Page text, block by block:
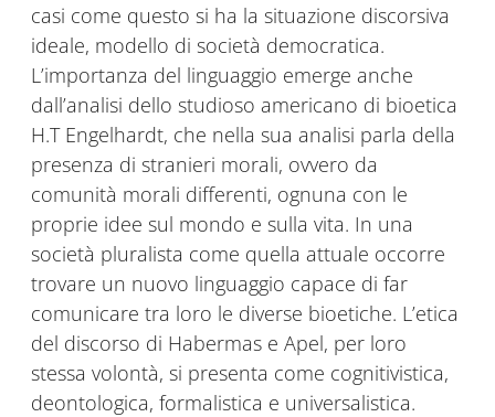
casi come questo si ha la situazione discorsiva
ideale, modello di società democratica.
L’importanza del linguaggio emerge anche
dall’analisi dello studioso americano di bioetica
H.T Engelhardt, che nella sua analisi parla della
presenza di stranieri morali, ovvero da
comunità morali differenti, ognuna con le
proprie idee sul mondo e sulla vita. In una
società pluralista come quella attuale occorre
trovare un nuovo linguaggio capace di far
comunicare tra loro le diverse bioetiche. L’etica
del discorso di Habermas e Apel, per loro
stessa volontà, si presenta come cognitivistica,
deontologica, formalistica e universalistica.